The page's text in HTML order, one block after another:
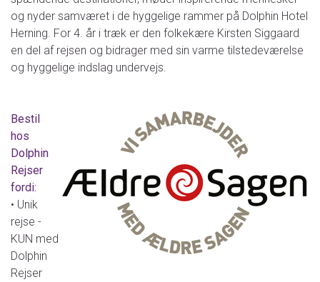
og nyder samværet i de hyggelige rammer på Dolphin Hotel
Herning. For 4. år i træk er den folkekære Kirsten Siggaard
en del af rejsen og bidrager med sin varme tilstedeværelse
og hyggelige indslag undervejs.
Bestil
hos
Dolphin
Rejser
fordi:
• Unik
rejse -
KUN med
Dolphin
Rejser